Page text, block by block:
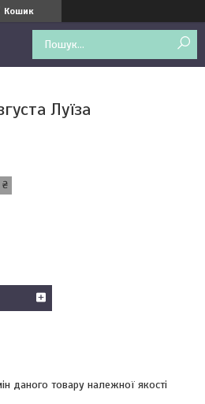
Кошик
Луїза
₴
даного товару належної якості